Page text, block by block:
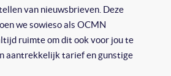
van nieuwsbrieven. Deze
we sowieso als OCMN
ruimte om dit ook voor jou te
aantrekkelijk tarief en gunstige